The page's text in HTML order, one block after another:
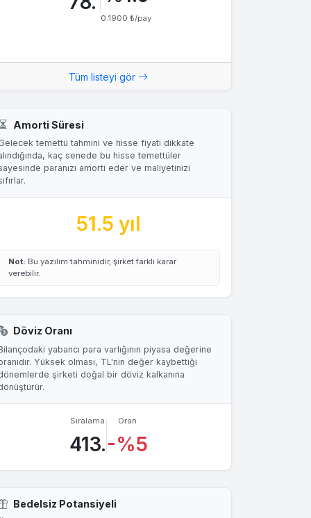
0.1900 ₺/pay
Tüm listeyi gör
Amorti Süresi
temettü tahmini ve hisse fiyatı dikkate
kaç senede bu hisse temettüler
paranızı amorti eder ve maliyetinizi
51.5 yıl
Not: Bu yazılım tahminidir, şirket farklı karar
verebilir.
Döviz Oranı
yabancı para varlığının piyasa değerine
Yüksek olması, TL'nin değer kaybettiği
şirketi doğal bir döviz kalkanına
Sıralama
413.
Oran
-%5
Bedelsiz Potansiyeli